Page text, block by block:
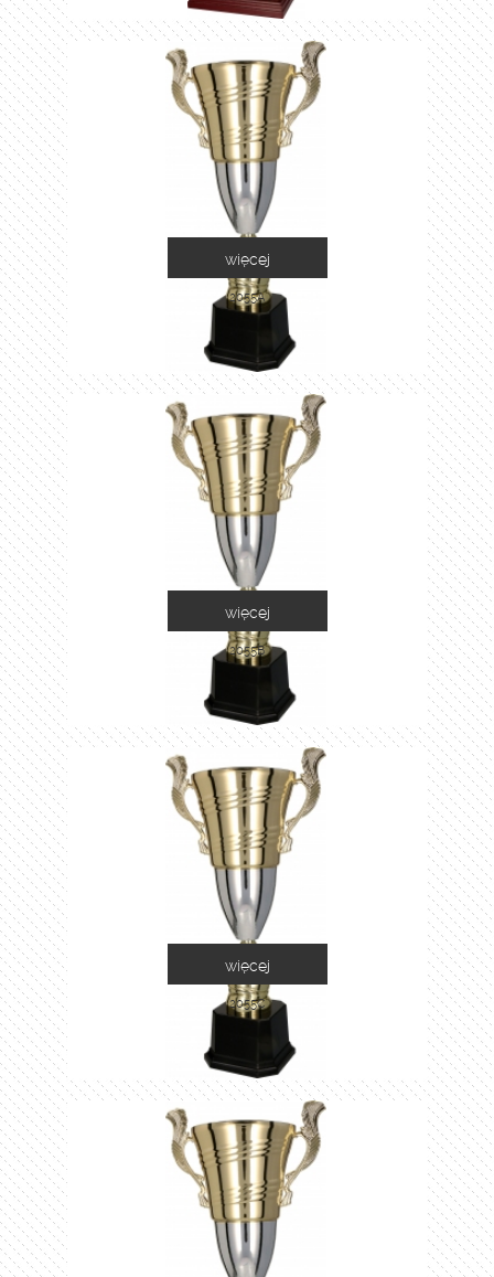
2055A
więcej
2055B
więcej
2055C
więcej